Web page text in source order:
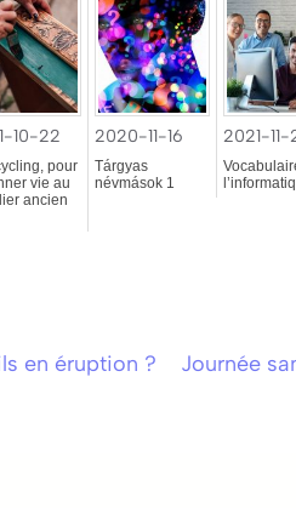
10-22
pour
vie au
ancien
2020-11-16
Tárgyas
névmások 1
2021-11-
en éruption ?
Journée